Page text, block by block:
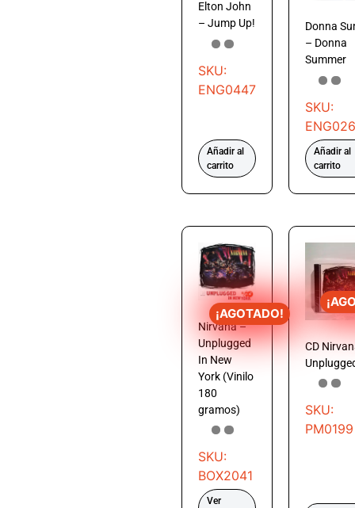
Elton John
– Jump Up!
SKU:
ENG0447
Añadir al
carrito
Donna
– Donna
Summer
SKU:
Añadir al
carrito
¡AGOTADO!
Nirvana –
Unplugged
In New
York (Vinilo
180
gramos)
SKU:
BOX2041
Ver
CD
SKU:
PM0199